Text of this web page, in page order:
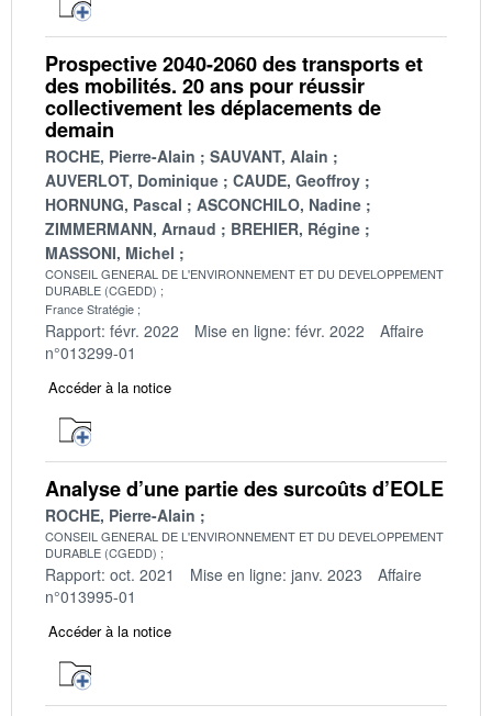
Prospective 2040-2060 des transports et
des mobilités. 20 ans pour réussir
collectivement les déplacements de
demain
ROCHE, Pierre-Alain
SAUVANT, Alain
AUVERLOT, Dominique
CAUDE, Geoffroy
HORNUNG, Pascal
ASCONCHILO, Nadine
ZIMMERMANN, Arnaud
BREHIER, Régine
MASSONI, Michel
CONSEIL GENERAL DE L'ENVIRONNEMENT ET DU DEVELOPPEMENT
DURABLE (CGEDD)
France Stratégie
Rapport: févr. 2022 Mise en ligne: févr. 2022
Affaire
n°013299-01
Accéder à la notice
Analyse d’une partie des surcoûts d’EOLE
ROCHE, Pierre-Alain
CONSEIL GENERAL DE L'ENVIRONNEMENT ET DU DEVELOPPEMENT
DURABLE (CGEDD)
Rapport: oct. 2021 Mise en ligne: janv. 2023
Affaire
n°013995-01
Accéder à la notice